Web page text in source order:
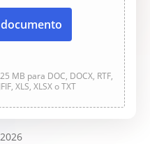
MB para DOC, DOCX, RTF,
XLS, XLSX o TXT